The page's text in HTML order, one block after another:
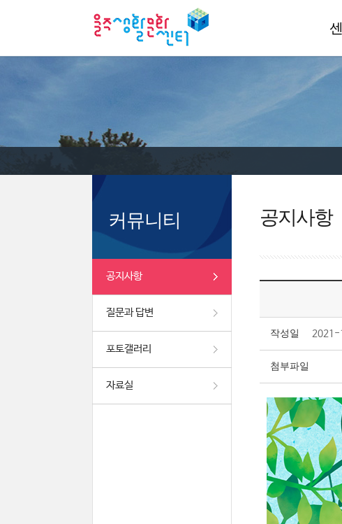
커뮤니티
공지사항
질문과 답변
포토갤러리
자료실
공지사항
작성일
첨부파일